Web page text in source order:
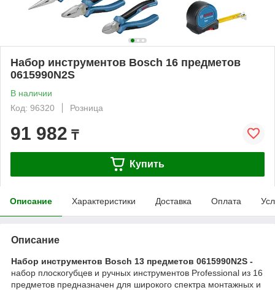
Набор инструментов Bosch 16 предметов
0615990N2S
В наличии
Код: 96320
Розница
91 982 ₸
Купить
Описание Характеристики Доставка Оплата
Описание
Набор инструментов Bosch 13 предметов 0615990N2S -
набор плоскогубцев и ручных инструментов Professional из 16
предметов предназначен для широкого спектра монтажных и